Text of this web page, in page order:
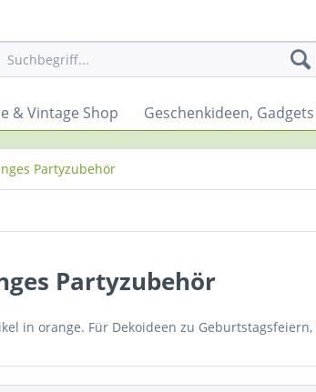
& Vintage Shop Geschenkideen,
Partyzubehör
Partyzubehör
in orange. Für Dekoideen zu